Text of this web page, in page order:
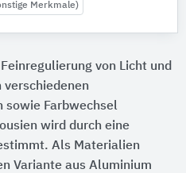
Merkmale)
von Licht und
sowie Farbwechsel
wird durch eine
Als Materialien
Variante aus Aluminium